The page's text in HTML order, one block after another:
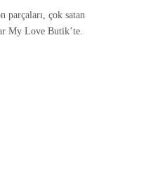
parçaları, çok satan
My Love Butik’te.